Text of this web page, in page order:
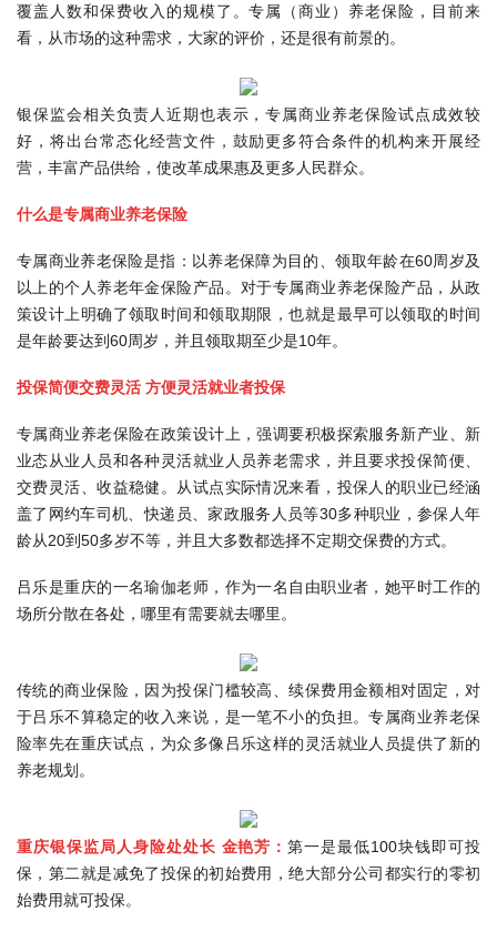
覆盖人数和保费收入的规模了。专属（商业）养老保险，目前来
看，从市场的这种需求，大家的评价，还是很有前景的。
银保监会相关负责人近期也表示，专属商业养老保险试点成效较
好，将出台常态化经营文件，鼓励更多符合条件的机构来开展经
营，丰富产品供给，使改革成果惠及更多人民群众。
什么是专属商业养老保险
专属商业养老保险是指：以养老保障为目的、领取年龄在60周岁及
以上的个人养老年金保险产品。对于专属商业养老保险产品，从政
策设计上明确了领取时间和领取期限，也就是最早可以领取的时间
是年龄要达到60周岁，并且领取期至少是10年。
投保简便交费灵活 方便灵活就业者投保
专属商业养老保险在政策设计上，强调要积极探索服务新产业、新
业态从业人员和各种灵活就业人员养老需求，并且要求投保简便、
交费灵活、收益稳健。从试点实际情况来看，投保人的职业已经涵
盖了网约车司机、快递员、家政服务人员等30多种职业，参保人年
龄从20到50多岁不等，并且大多数都选择不定期交保费的方式。
吕乐是重庆的一名瑜伽老师，作为一名自由职业者，她平时工作的
场所分散在各处，哪里有需要就去哪里。
传统的商业保险，因为投保门槛较高、续保费用金额相对固定，对
于吕乐不算稳定的收入来说，是一笔不小的负担。专属商业养老保
险率先在重庆试点，为众多像吕乐这样的灵活就业人员提供了新的
养老规划。
重庆银保监局人身险处处长 金艳芳：第一是最低100块钱即可投
保，第二就是减免了投保的初始费用，绝大部分公司都实行的零初
始费用就可投保。